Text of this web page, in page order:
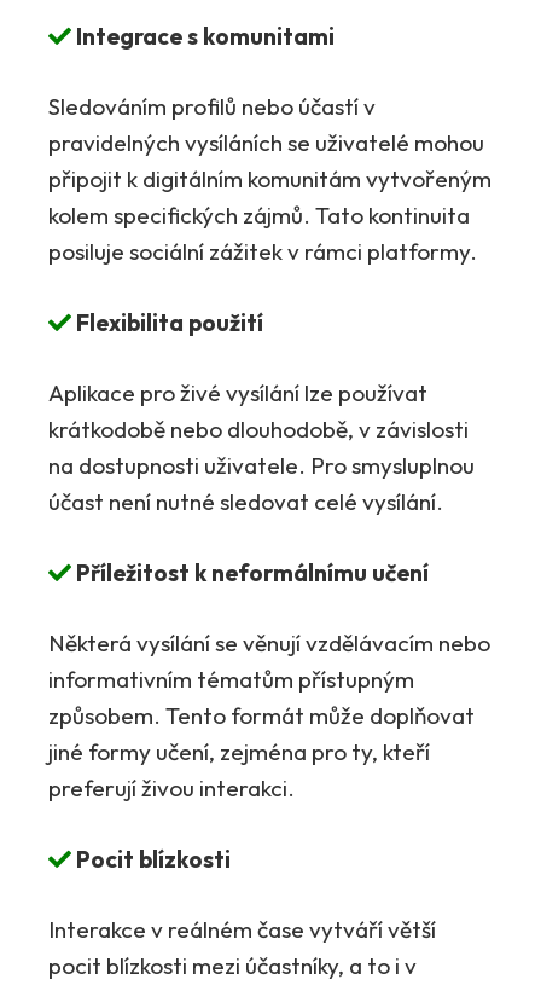
Integrace s komunitami
Sledováním profilů nebo účastí v
pravidelných vysíláních se uživatelé mohou
připojit k digitálním komunitám vytvořeným
kolem specifických zájmů. Tato kontinuita
posiluje sociální zážitek v rámci platformy.
Flexibilita použití
Aplikace pro živé vysílání lze používat
krátkodobě nebo dlouhodobě, v závislosti
na dostupnosti uživatele. Pro smysluplnou
účast není nutné sledovat celé vysílání.
Příležitost k neformálnímu učení
Některá vysílání se věnují vzdělávacím nebo
informativním tématům přístupným
způsobem. Tento formát může doplňovat
jiné formy učení, zejména pro ty, kteří
preferují živou interakci.
Pocit blízkosti
Interakce v reálném čase vytváří větší
pocit blízkosti mezi účastníky, a to i v